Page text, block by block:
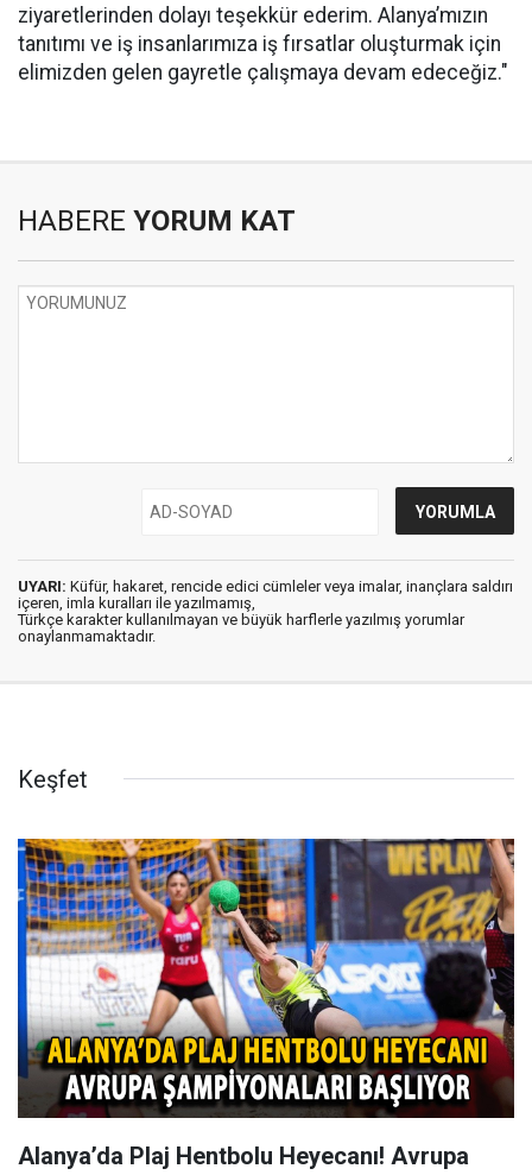
ziyaretlerinden dolayı teşekkür ederim. Alanya’mızın
tanıtımı ve iş insanlarımıza iş fırsatlar oluşturmak için
elimizden gelen gayretle çalışmaya devam edeceğiz."
HABERE YORUM KAT
UYARI: Küfür, hakaret, rencide edici cümleler veya imalar, inançlara saldırı
içeren, imla kuralları ile yazılmamış,
Türkçe karakter kullanılmayan ve büyük harflerle yazılmış yorumlar
onaylanmamaktadır.
Keşfet
Alanya’da Plaj Hentbolu Heyecanı! Avrupa